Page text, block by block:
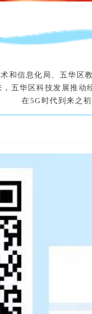
和信息化局、五华区
五华区科技发展推
在5G时代到来之